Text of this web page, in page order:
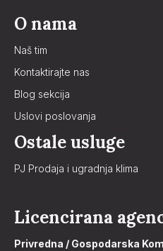
O nama
Naš tim
Kontaktirajte nas
Blog sekcija
Uslovi poslovanja
Ostale usluge
PJ Prodaja i ugradnja klima
Licencirana
Privredna / Gospodarska